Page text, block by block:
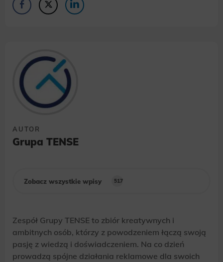
AUTOR
Grupa TENSE
Zobacz wszystkie wpisy 517
Zespół Grupy TENSE to zbiór kreatywnych i
ambitnych osób, którzy z powodzeniem łączą swoją
pasję z wiedzą i doświadczeniem. Na co dzień
prowadzą spójne działania reklamowe dla swoich